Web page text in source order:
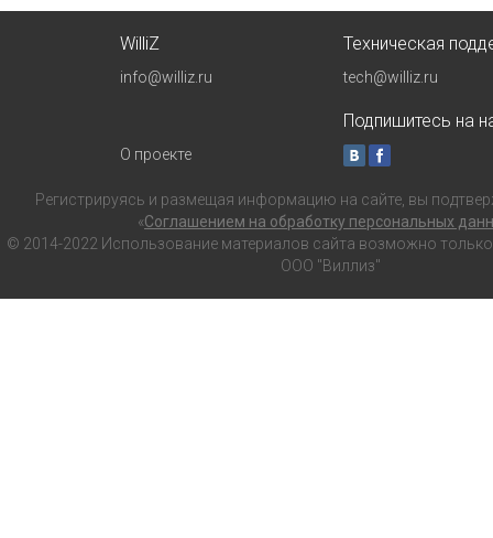
WilliZ
info@williz.ru
Техническая
tech@williz.ru
О проекте
Подпишитесь на
Регистрируясь и размещая информацию на сайте, вы
«Соглашением на обработку персональных
© 2014-2022 Использование материалов сайта возможно
ООО "Виллиз"